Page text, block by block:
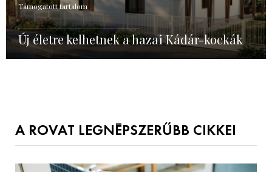
Támogatott tartalom
Új életre kelhetnek a hazai Kádár-kockák
A ROVAT LEGNÉPSZERŰBB CIKKEI